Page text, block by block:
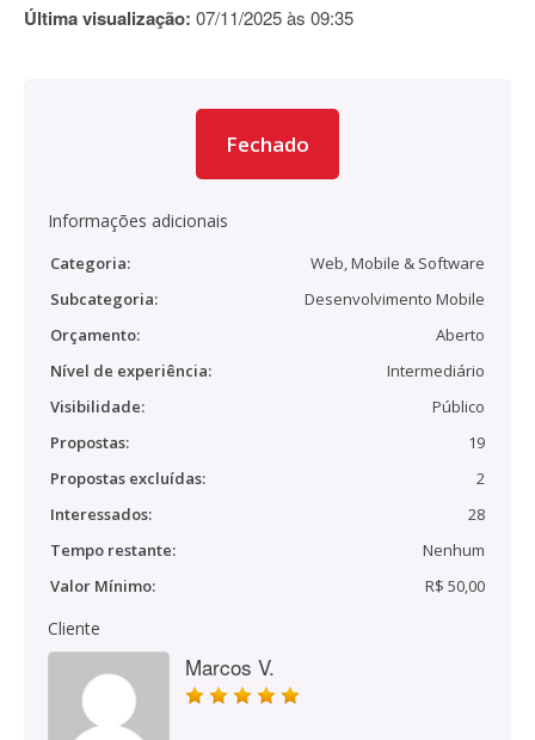
Última visualização: 07/11/2025 às 09:35
Fechado
Informações adicionais
Categoria:
Web, Mobile & Software
Subcategoria:
Desenvolvimento Mobile
Orçamento:
Aberto
Nível de experiência:
Intermediário
Visibilidade:
Público
Propostas:
19
Propostas excluídas:
2
Interessados:
28
Tempo restante:
Nenhum
Valor Mínimo:
R$ 50,00
Cliente
Marcos V.